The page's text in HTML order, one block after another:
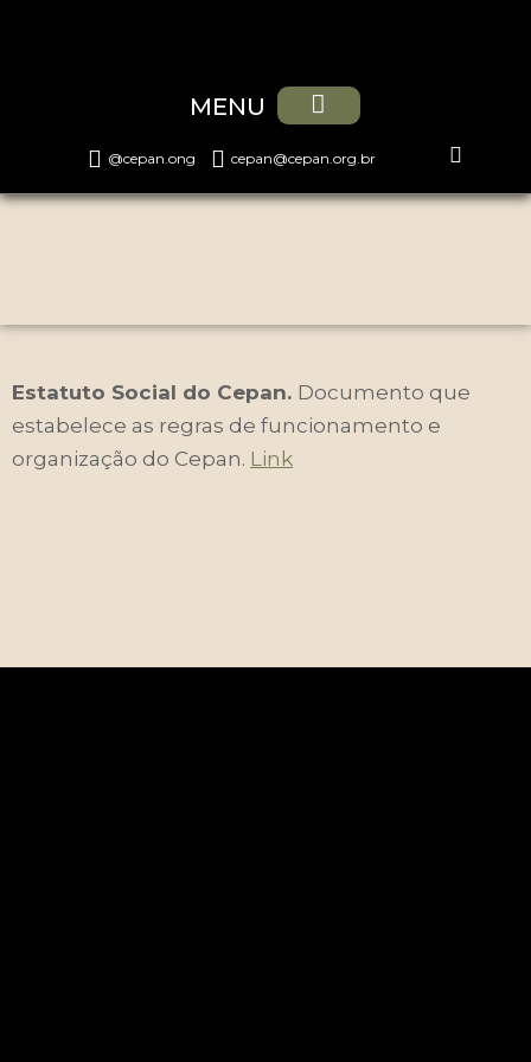
MENU
@cepan.ong cepan@cepan.org.br
Estatuto Social do Cepan. Documento que
estabelece as regras de funcionamento e
organização do Cepan. Link